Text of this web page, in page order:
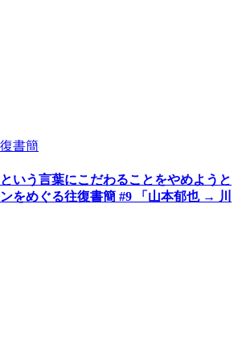
書簡
いう言葉にこだわることをやめようと
めぐる往復書簡 #9 「山本郁也 → 川